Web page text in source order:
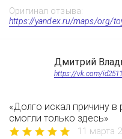
Оригинал отзыва:
https://yandex.ru/maps/org/
Дмитрий
https://vk.com/
«Долго искал причину в
смогли только здесь»
11 марта